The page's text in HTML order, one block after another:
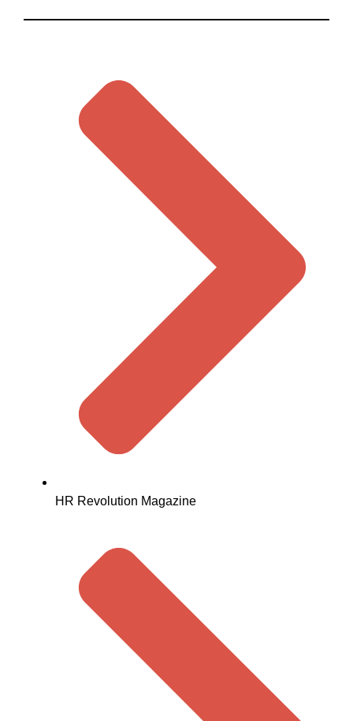
HR Revolution Magazine